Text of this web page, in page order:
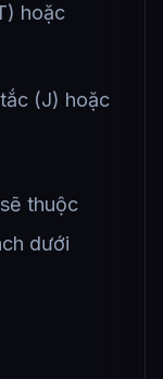
hoặc
(J) hoặc
thuộc
dưới